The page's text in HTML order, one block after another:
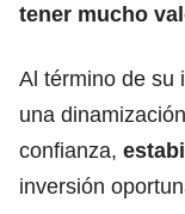
tener mucho
Al término de su
una
confianza,
inversión